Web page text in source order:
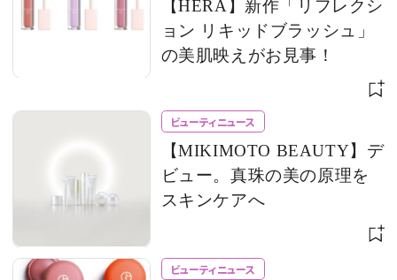
【HERA】新作「リフレクシ
ョン リキッドブラッシュ」
の美肌映えがお見事！
ビューティニュース
【MIKIMOTO BEAUTY】デ
ビュー。真珠の美の原理を
スキンケアへ
ビューティニュース